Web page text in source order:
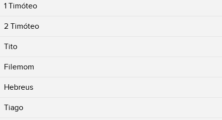
1 Timóteo
2 Timóteo
Tito
Filemom
Hebreus
Tiago